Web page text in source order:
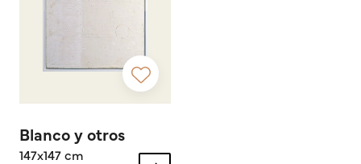
Blanco y otros
147x147 cm